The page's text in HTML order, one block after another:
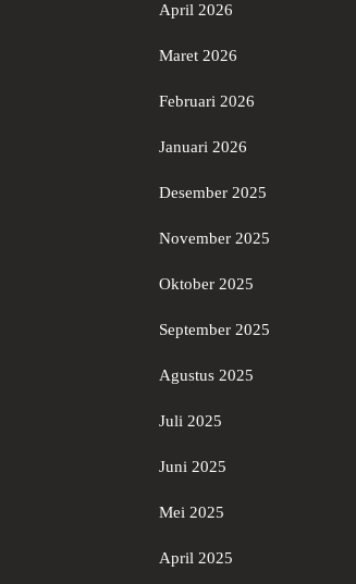
April 2026
Maret 2026
Februari 2026
Januari 2026
Desember 2025
November 2025
Oktober 2025
September 2025
Agustus 2025
Juli 2025
Juni 2025
Mei 2025
April 2025